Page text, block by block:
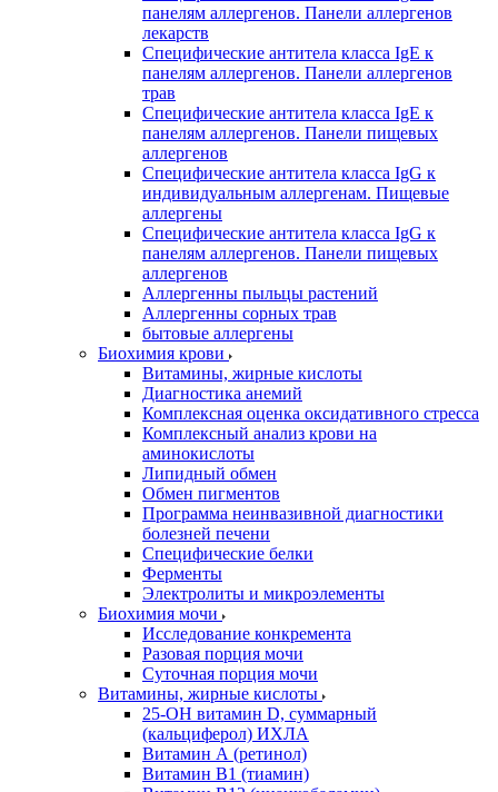
панелям аллергенов. Панели аллергенов
лекарств
Специфические антитела класса IgE к
панелям аллергенов. Панели аллергенов
трав
Специфические антитела класса IgE к
панелям аллергенов. Панели пищевых
аллергенов
Специфические антитела класса IgG к
индивидуальным аллергенам. Пищевые
аллергены
Специфические антитела класса IgG к
панелям аллергенов. Панели пищевых
аллергенов
Аллергенны пыльцы растений
Аллергенны сорных трав
бытовые аллергены
Биохимия крови
Витамины, жирные кислоты
Диагностика анемий
Комплексная оценка оксидативного стресса
Комплексный анализ крови на
аминокислоты
Липидный обмен
Обмен пигментов
Программа неинвазивной диагностики
болезней печени
Специфические белки
Ферменты
Электролиты и микроэлементы
Биохимия мочи
Исследование конкремента
Разовая порция мочи
Суточная порция мочи
Витамины, жирные кислоты
25-OH витамин D, суммарный
(кальциферол) ИХЛА
Витамин А (ретинол)
Витамин В1 (тиамин)